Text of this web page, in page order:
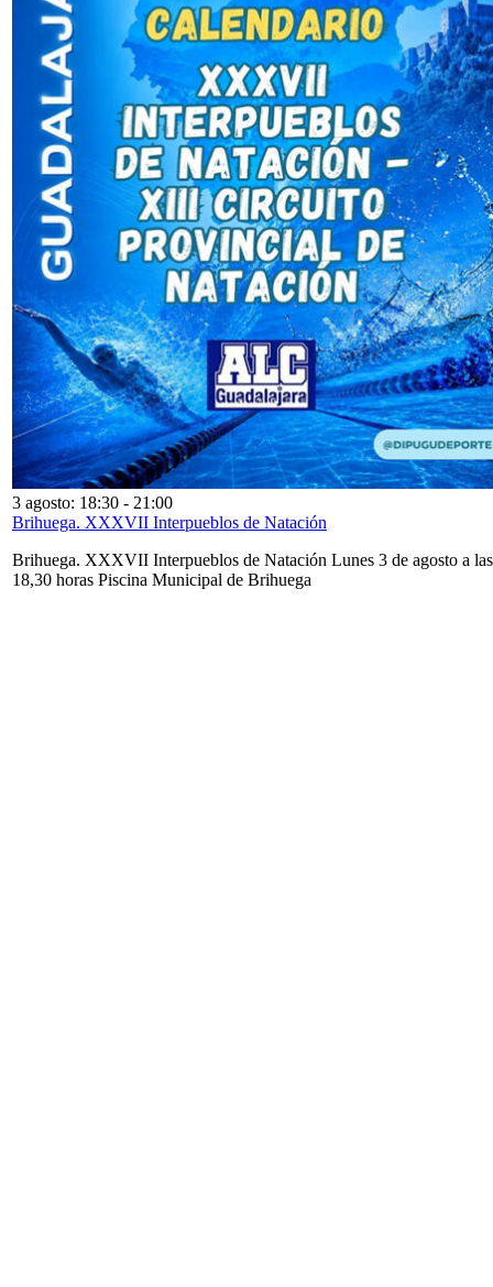
3 agosto: 18:30 - 21:00
Brihuega. XXXVII Interpueblos de Natación
Brihuega. XXXVII Interpueblos de Natación Lunes 3 de agosto a las
18,30 horas Piscina Municipal de Brihuega